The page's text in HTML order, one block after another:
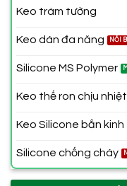
Keo trám tường
Keo dán đa năng
Silicone MS Polymer
Keo thế ron chịu nhiệt
Keo Silicone bắn kinh
Silicone chống cháy